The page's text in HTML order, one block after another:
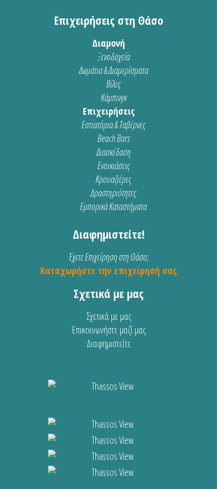
Επιχειρήσεις στη Θάσο
Διαμονή
Ξενοδοχεία
Δωμάτια & Διαμερίσματα
Βίλες
Κάμπινγκ
Επιχειρήσεις
Εστιατόρια & Ταβέρνες
Beach Bars
Διασκέδαση
Ενοικιάσεις
Κρουαζιέρες
Δραστηριότητες
Εμπορικά Καταστήματα
Διαφημιστείτε!
Έχετε Επιχείρηση στη Θάσο;
Καταχωρήστε την επιχείρησή σας
Σχετικά με μας
Σχετικά με μας
Επικοινωνήστε μαζί μας
Διαφημιστείτε